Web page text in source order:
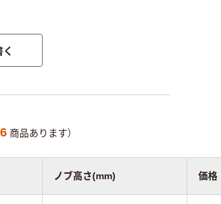
商品あります）
ノブ高さ(mm) 価格